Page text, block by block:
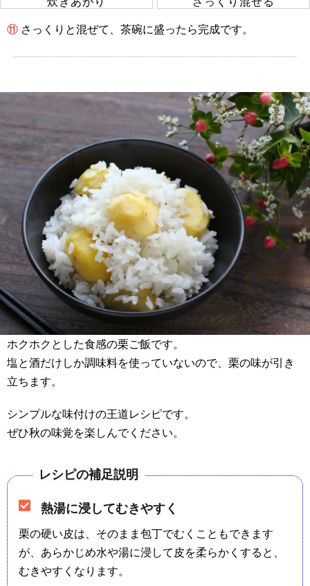
⑪ さっくりと混ぜて、茶碗に盛ったら完成です。
ホクホクとした食感の栗ご飯です。
塩と酒だけしか調味料を使っていないので、栗の味が引き
立ちます。
シンプルな味付けの王道レシピです。
ぜひ秋の味覚を楽しんでください。
レシピの補足説明
熱湯に浸してむきやすく
栗の硬い皮は、そのまま包丁でむくこともできます
が、あらかじめ水や湯に浸して皮を柔らかくすると、
むきやすくなります。